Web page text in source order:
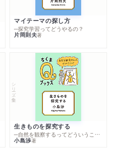
マイテーマの探し方
─探究学習ってどうやるの？
片岡則夫著
シリーズ・全集
生きものを探究する
─自然を観察するってどういうこと？
小島渉著